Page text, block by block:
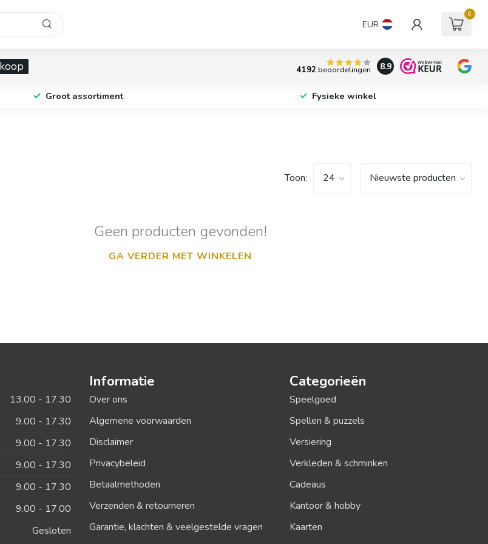
EUR
0
4192 beoordelingen 8.9
Groot assortiment Fysieke winkel
Toon:
Geen producten gevonden!
GA VERDER MET WINKELEN
13.00 - 17.30
9.00 - 17.30
9.00 - 17.30
9.00 - 17.30
9.00 - 17.30
9.00 - 17.00
Gesloten
Informatie
Over ons
Algemene voorwaarden
Disclaimer
Privacybeleid
Betaalmethoden
Verzenden & retourneren
Garantie, klachten & veelgestelde vragen
Categorieën
Speelgoed
Spellen & puzzels
Versiering
Verkleden & schminken
Cadeaus
Kantoor & hobby
Kaarten